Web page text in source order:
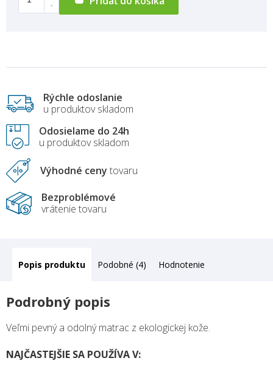
Rýchle odoslanie
u produktov skladom
Odosielame do 24h
u produktov skladom
Výhodné ceny tovaru
Bezproblémové
vrátenie tovaru
Popis Podobné (4) Hodnotenie
Podrobný popis
Veľmi pevný a odolný matrac z ekologickej kože.
NAJČASTEJŠIE SA POUŽÍVA V: